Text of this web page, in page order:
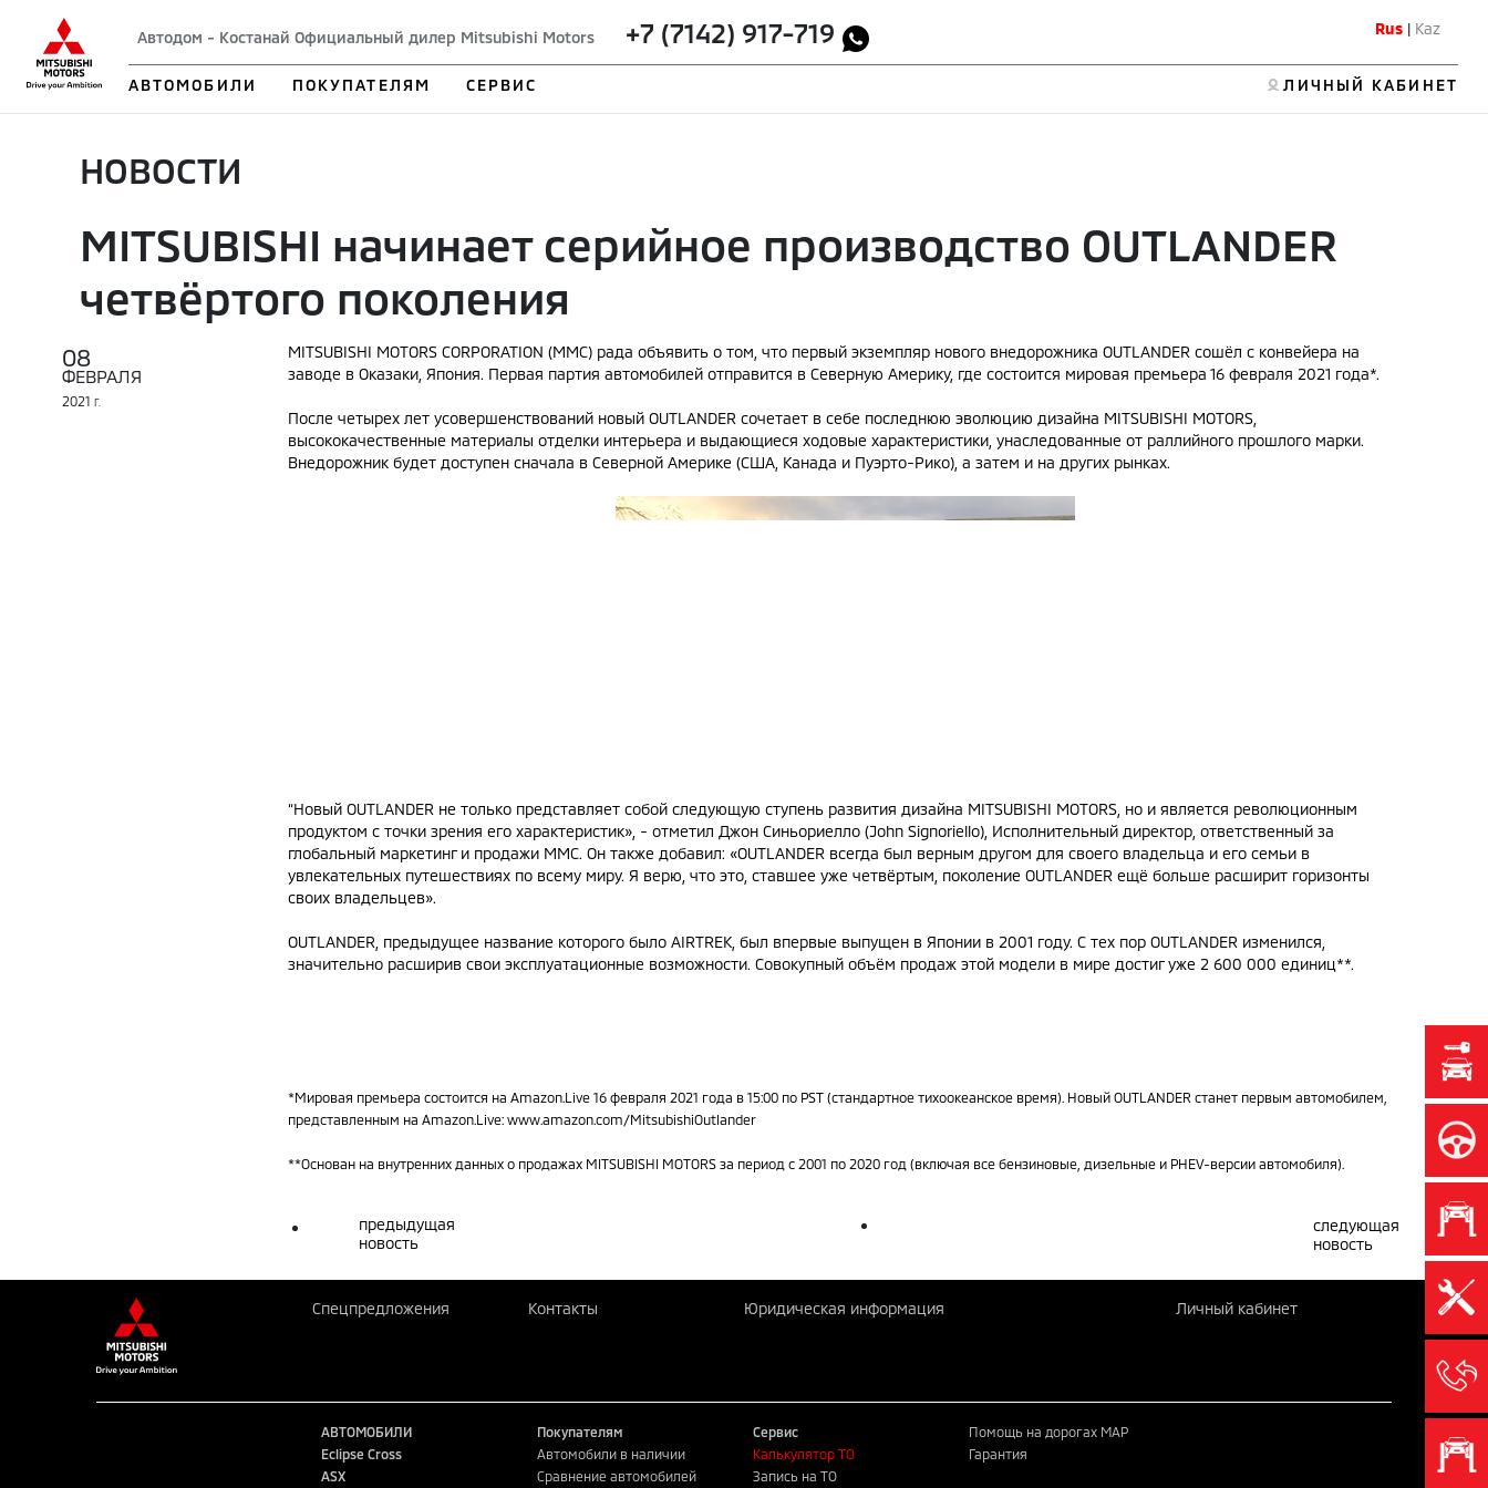
Автодом - Костанай Официальный дилер Mitsubishi Motors +7 (7142) 917-719 Rus| Kaz
АВТОМОБИЛИ ПОКУПАТЕЛЯМ СЕРВИС ЛИЧНЫЙ КАБИНЕТ
НОВОСТИ
MITSUBISHI начинает серийное производство OUTLANDER
четвёртого поколения
08
ФЕВРАЛЯ
2021 Г.
MITSUBISHI MOTORS CORPORATION (MMC) рада объявить о том, что первый экземпляр нового внедорожника OUTLANDER сошёл с конвейера на
заводе в Оказаки, Япония. Первая партия автомобилей отправится в Северную Америку, где состоится мировая премьера 16 февраля 2021 года*.
После четырех лет усовершенствований новый OUTLANDER сочетает в себе последнюю эволюцию дизайна MITSUBISHI MOTORS,
высококачественные материалы отделки интерьера и выдающиеся ходовые характеристики, унаследованные от раллийного прошлого марки.
Внедорожник будет доступен сначала в Северной Америке (США, Канада и Пуэрто-Рико), а затем и на других рынках.
“Новый OUTLANDER не только представляет собой следующую ступень развития дизайна MITSUBISHI MOTORS, но и является революционным
продуктом с точки зрения его характеристик», - отметил Джон Синьориелло (John Signoriello), Исполнительный директор, ответственный за
глобальный маркетинг и продажи MMC. Он также добавил: «OUTLANDER всегда был верным другом для своего владельца и его семьи в
увлекательных путешествиях по всему миру. Я верю, что это, ставшее уже четвёртым, поколение OUTLANDER ещё больше расширит горизонты
своих владельцев».
OUTLANDER, предыдущее название которого было AIRTREK, был впервые выпущен в Японии в 2001 году. С тех пор OUTLANDER изменился,
значительно расширив свои эксплуатационные возможности. Совокупный объём продаж этой модели в мире достиг уже 2 600 000 единиц**.
*Мировая премьера состоится на Amazon.Live 16 февраля 2021 года в 15:00 по PST (стандартное тихоокеанское время). Новый OUTLANDER станет первым автомобилем,
представленным на Amazon.Live: www.amazon.com/MitsubishiOutlander
**Основан на внутренних данных о продажах MITSUBISHI MOTORS за период с 2001 по 2020 год (включая все бензиновые, дизельные и PHEV-версии автомобиля).
предыдущая
новость
следующая
новость
Спецпредложения Контакты Юридическая информация Личный кабинет
АВТОМОБИЛИ
Eclipse Cross
ASX
Покупателям
Автомобили в наличии
Сравнение автомобилей
Сервис
Калькулятор ТО
Запись на ТО
Помощь на дорогах MAP
Гарантия